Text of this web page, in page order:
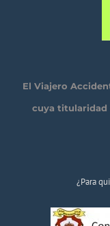
El Viajero
cuya titularidad
¿Para